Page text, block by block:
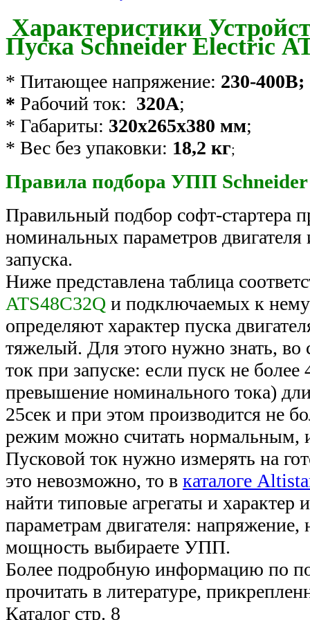
Характеристики
Пуска Schneider Electric
* Питающее напряжение: 230-400В;
* Рабочий ток: 320А;
* Габариты: 320х265х380 мм;
* Вес без упаковки: 18,2 кг;
Правила подбора УПП
Правильный подбор софт-стартера
номинальных параметров двигателя
запуска.
Ниже представлена таблица
ATS48C32Q и подключаемых к нему
определяют характер пуска
тяжелый. Для этого нужно знать, во
ток при запуске: если пуск не более
превышение номинального тока)
25сек и при этом производится не
режим можно считать нормальным,
Пусковой ток нужно измерять на
это невозможно, то в каталоге
найти типовые агрегаты и характер
параметрам двигателя:
мощность выбираете УПП.
Более подробную информацию по
прочитать в литературе,
Каталог стр. 8